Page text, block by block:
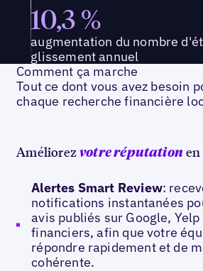
10,3 %
augmentation du nombre
glissement annuel
Comment ça marche
Tout ce dont vous avez besoin
chaque recherche financière
Améliorezvotre réputation
Alertes Smart Review:
notifications instantanées
avis publiés sur Google,
financiers, afin que votre
répondre rapidement et de
cohérente.